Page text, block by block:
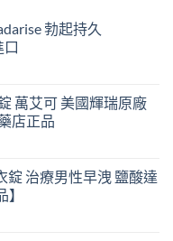
勃起持久
口
萬艾可 美國輝瑞原廠
店正品
錠 治療男性早洩 鹽酸達